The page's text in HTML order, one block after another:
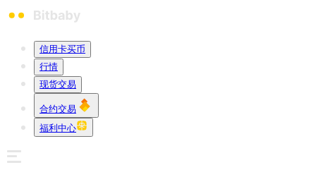
信用卡买币
行情
现货交易
合约交易
福利中心